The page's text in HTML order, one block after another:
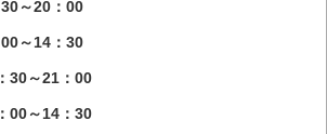
～20：00
～14：30
30～21：00
00～14：30